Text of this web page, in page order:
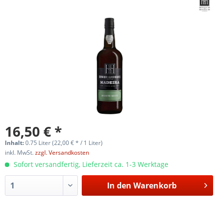
16,50 € *
Inhalt:0.75 Liter (22,00 € * / 1 Liter)
inkl. MwSt.zzgl. Versandkosten
Sofort versandfertig, Lieferzeit ca. 1-3 Werktage
In den Warenkorb